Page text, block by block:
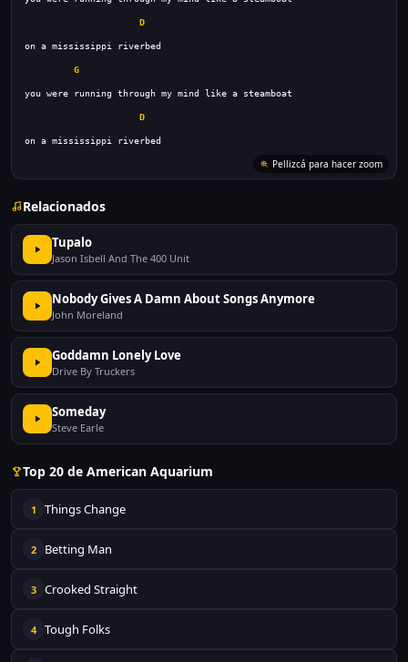
D
G
D
Pellizcá para hacer zoom
Relacionados
Tupalo
Jason Isbell And The 400 Unit
Nobody Gives A Damn About Songs Anymore
John Moreland
Goddamn Lonely Love
Drive By Truckers
Someday
Steve Earle
Top 20 de American Aquarium
1 Things Change
2 Betting Man
3 Crooked Straight
4 Tough Folks